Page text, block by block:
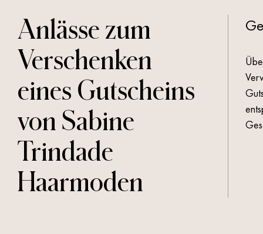
verschenken –
Gutscheine von
Sabine Trindade
Haarmoden
Anlässe zum
Verschenken
eines Gutscheins
von Sabine
Trindade
Haarmoden